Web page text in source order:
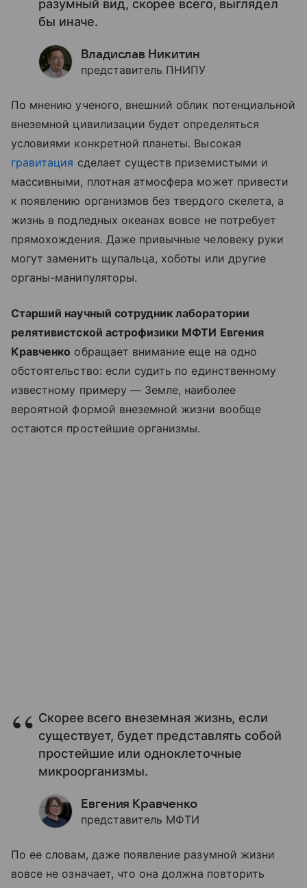
разумный вид, скорее всего, выглядел
бы иначе.
Владислав Никитин
представитель ПНИПУ
По мнению ученого, внешний облик потенциальной
внеземной цивилизации будет определяться
условиями конкретной планеты. Высокая
гравитация сделает существ приземистыми и
массивными, плотная атмосфера может привести
к появлению организмов без твердого скелета, а
жизнь в подледных океанах вовсе не потребует
прямохождения. Даже привычные человеку руки
могут заменить щупальца, хоботы или другие
органы-манипуляторы.
Старший научный сотрудник лаборатории
релятивистской астрофизики МФТИ Евгения
Кравченко обращает внимание еще на одно
обстоятельство: если судить по единственному
известному примеру — Земле, наиболее
вероятной формой внеземной жизни вообще
остаются простейшие организмы.
Скорее всего внеземная жизнь, если
существует, будет представлять собой
простейшие или одноклеточные
микроорганизмы.
Евгения Кравченко
представитель МФТИ
По ее словам, даже появление разумной жизни
вовсе не означает, что она должна повторить